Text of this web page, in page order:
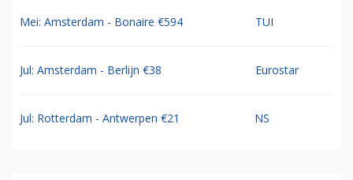
Mei: Amsterdam - Bonaire €594 TUI
Jul: Amsterdam - Berlijn €38 Eurostar
Jul: Rotterdam - Antwerpen €21 NS